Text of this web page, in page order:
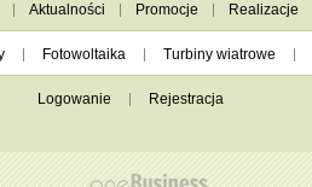
Aktualności Promocje Realizacje
Fotowoltaika Turbiny wiatrowe
Logowanie Rejestracja